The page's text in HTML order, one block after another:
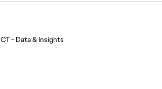
CT - Data & Insights